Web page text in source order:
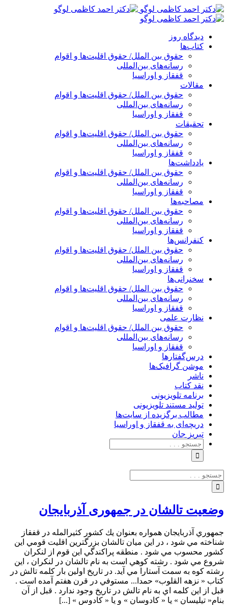
پرش
به
دیدگاه روز
کتاب‌ها
حقوق بین الملل/ حقوق اقلیت‌ها و اقوام
رسانه‌های بین‌المللی
قفقاز و اوراسیا
مقالات
حقوق بین الملل/ حقوق اقلیت‌ها و اقوام
رسانه‌های بین‌المللی
قفقاز و اوراسیا
تحقیقات
حقوق بین الملل/ حقوق اقلیت‌ها و اقوام
رسانه‌های بین‌المللی
قفقاز و اوراسیا
یادداشت‌ها
حقوق بین الملل/ حقوق اقلیت‌ها و اقوام
رسانه‌های بین‌المللی
قفقاز و اوراسیا
مصاحبه‌ها
حقوق بین الملل/ حقوق اقلیت‌ها و اقوام
رسانه‌های بین‌المللی
قفقاز و اوراسیا
کنفرانس‌ها
حقوق بین الملل/ حقوق اقلیت‌ها و اقوام
رسانه‌های بین‌المللی
قفقاز و اوراسیا
سخنرانی‌ها
حقوق بین الملل/ حقوق اقلیت‌ها و اقوام
رسانه‌های بین‌المللی
قفقاز و اوراسیا
نظارت علمی
حقوق بین الملل/ حقوق اقلیت‌ها و اقوام
رسانه‌های بین‌المللی
قفقاز و اوراسیا
درس‌گفتارها
موشن گرافیک‌ها
ناشر
نقد کتاب
برنامه‌ تلویزیونی
تولید مستند تلویزیونی
مطالب برگزیده از سایت‌ها
دریچه‌ای به قفقاز و اوراسیا
تبریزِ جان
جستجو
برای:
جستجو
برای:
وضعیت تالشان در جمهوری آذربایجان
جمهوري آذربايجان همواره بعنوان يك كشور كثيرالمله در قفقاز
شناخته مي شود ، در اين ميان تالشان بزرگترين اقليت قومي اين
كشور محسوب مي شود . منطقه پراكندگي اين قوم از لنكران
شروع مي شود . رشته كوهي است به نام تالشان در لنكران ، اين
رشته كوه به سمت آستارا مي آيد. در تاريخ اولين بار كلمه تالش در
كتاب « نزهه القلوب» حمدا... مستوفي در قرن هفتم آمده است .
قبل از اين كلمه اي به نام تالش در تاريخ وجود ندارد . قبل از آن
بنام« تيليسان » يا « كادوسان » ‌و يا « كادوس » [...]